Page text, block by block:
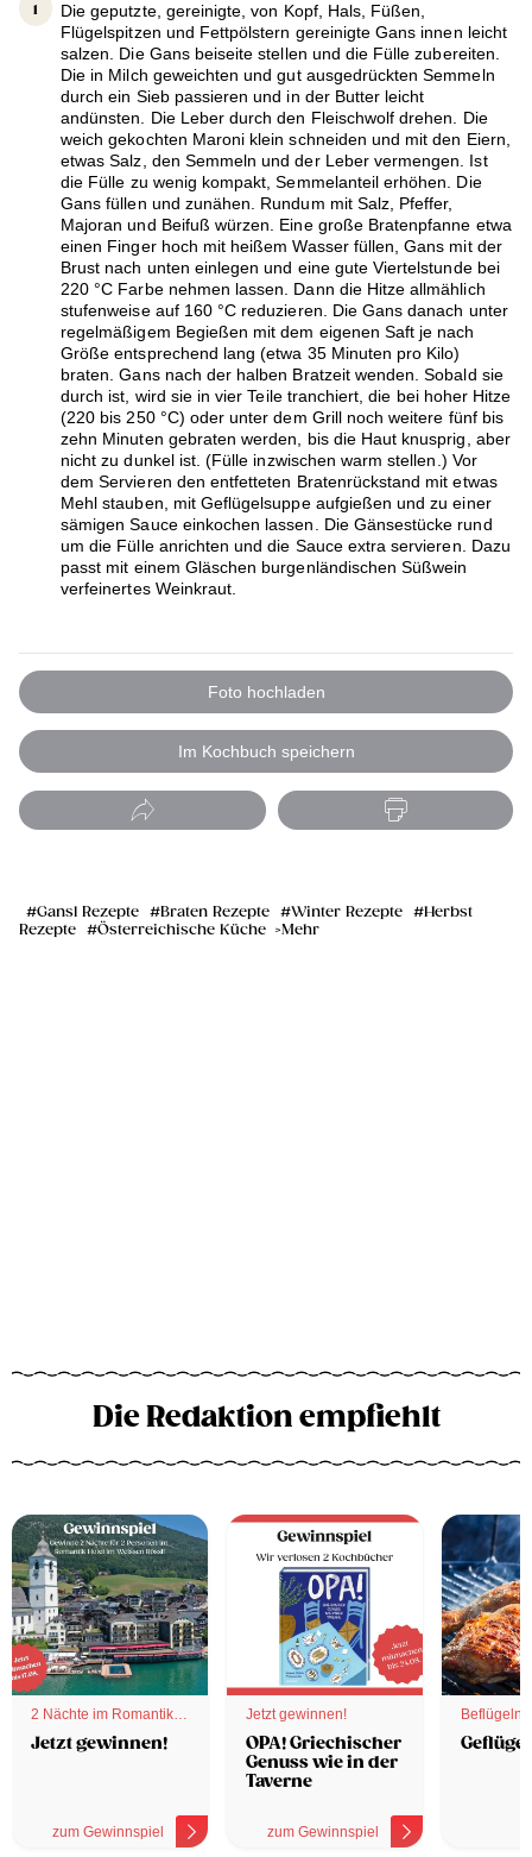
Die geputzte, gereinigte, von Kopf, Hals, Füßen,
Flügelspitzen und Fettpölstern gereinigte Gans innen leicht
salzen. Die Gans beiseite stellen und die Fülle zubereiten.
Die in Milch geweichten und gut ausgedrückten Semmeln
durch ein Sieb passieren und in der Butter leicht
andünsten. Die Leber durch den Fleischwolf drehen. Die
weich gekochten Maroni klein schneiden und mit den Eiern,
etwas Salz, den Semmeln und der Leber vermengen. Ist
die Fülle zu wenig kompakt, Semmelanteil erhöhen. Die
Gans füllen und zunähen. Rundum mit Salz, Pfeffer,
Majoran und Beifuß würzen. Eine große Bratenpfanne etwa
einen Finger hoch mit heißem Wasser füllen, Gans mit der
Brust nach unten einlegen und eine gute Viertelstunde bei
220 °C Farbe nehmen lassen. Dann die Hitze allmählich
stufenweise auf 160 °C reduzieren. Die Gans danach unter
regelmäßigem Begießen mit dem eigenen Saft je nach
Größe entsprechend lang (etwa 35 Minuten pro Kilo)
braten. Gans nach der halben Bratzeit wenden. Sobald sie
durch ist, wird sie in vier Teile tranchiert, die bei hoher Hitze
(220 bis 250 °C) oder unter dem Grill noch weitere fünf bis
zehn Minuten gebraten werden, bis die Haut knusprig, aber
nicht zu dunkel ist. (Fülle inzwischen warm stellen.) Vor
dem Servieren den entfetteten Bratenrückstand mit etwas
Mehl stauben, mit Geflügelsuppe aufgießen und zu einer
sämigen Sauce einkochen lassen. Die Gänsestücke rund
um die Fülle anrichten und die Sauce extra servieren. Dazu
passt mit einem Gläschen burgenländischen Süßwein
verfeinertes Weinkraut.
Foto hochladen
Im Kochbuch speichern
Gansl Rezepte Braten Rezepte Winter Rezepte
Herbst
Rezepte
Österreichische Küche Mehr
Die Redaktion empfiehlt
2 Nächte im Romantik
Hotel
Jetzt gewinnen!
zum Gewinnspiel
Jetzt gewinnen!
OPA! Griechischer
Genuss wie in der
Taverne
zum Gewinnspiel